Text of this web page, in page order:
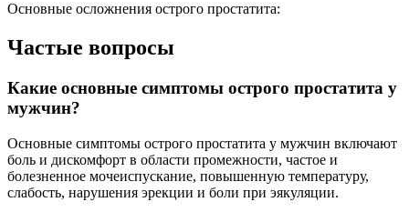
Основные осложнения острого простатита:
Частые вопросы
Какие основные симптомы острого простатита у
мужчин?
Основные симптомы острого простатита у мужчин включают
боль и дискомфорт в области промежности, частое и
болезненное мочеиспускание, повышенную температуру,
слабость, нарушения эрекции и боли при эякуляции.